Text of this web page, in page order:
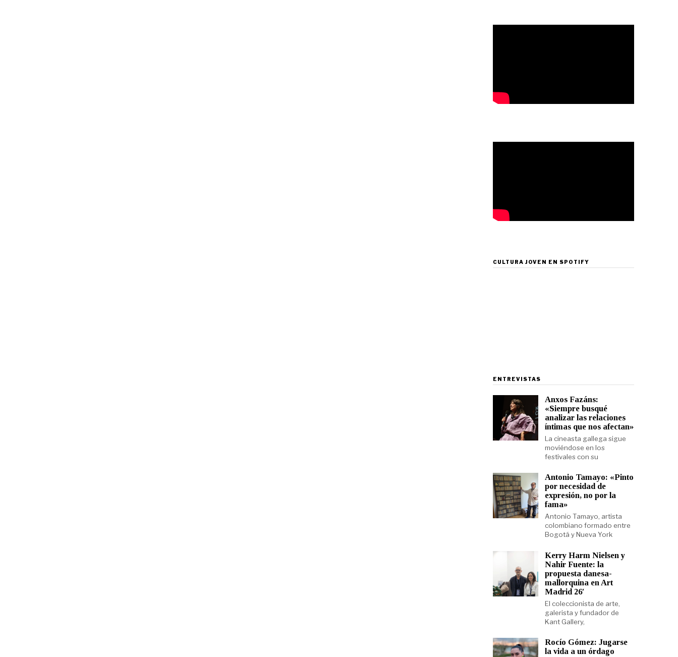
CULTURA JOVEN EN SPOTIFY
ENTREVISTAS
Anxos Fazáns:
«Siempre busqué
analizar las relaciones
íntimas que nos afectan»
La cineasta gallega sigue
moviéndose en los
festivales con su
Antonio Tamayo: «Pinto
por necesidad de
expresión, no por la
fama»
Antonio Tamayo, artista
colombiano formado entre
Bogotá y Nueva York
Kerry Harm Nielsen y
Nahir Fuente: la
propuesta danesa-
mallorquina en Art
Madrid 26′
El coleccionista de arte,
galerista y fundador de
Kant Gallery,
Rocío Gómez: Jugarse
la vida a un órdago